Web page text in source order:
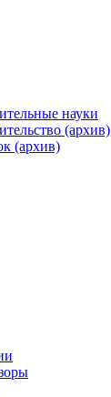
науки
(архив)
(архив)